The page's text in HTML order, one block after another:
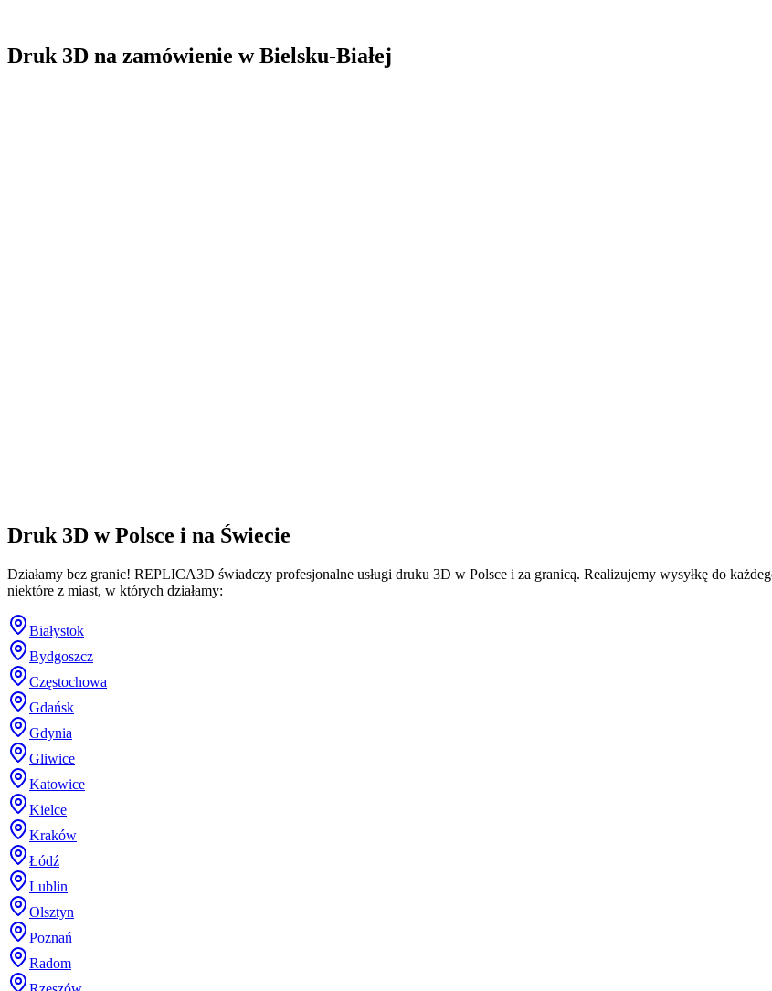
Druk 3D na zamówienie w Bielsku-Białej
Druk 3D w Polsce i na Świecie
Działamy bez granic! REPLICA3D świadczy profesjonalne usługi druku 3D w Polsce i za granicą. Realizujemy wysyłkę do
niektóre z miast, w których działamy:
Białystok
Bydgoszcz
Częstochowa
Gdańsk
Gdynia
Gliwice
Katowice
Kielce
Kraków
Łódź
Lublin
Olsztyn
Poznań
Radom